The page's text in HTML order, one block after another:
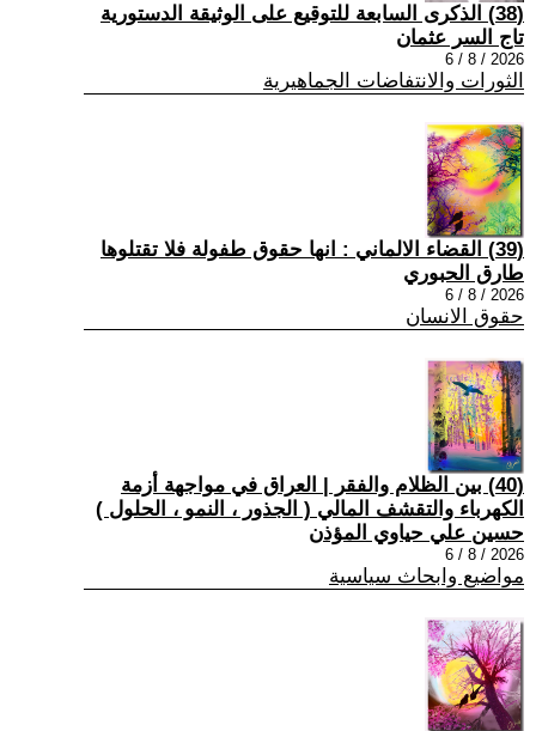
(38) الذكرى السابعة للتوقيع على الوثيقة الدستورية
تاج السر عثمان
2026 / 8 / 6
الثورات والانتفاضات الجماهيرية
(39) القضاء الالماني : انها حقوق طفولة فلا تقتلوها
طارق الحبوري
2026 / 8 / 6
حقوق الانسان
(40) بين الظلام والفقر | العراق في مواجهة أزمة
الكهرباء والتقشف المالي ( الجذور ، النمو ، الحلول )
حسين علي حياوي المؤذن
2026 / 8 / 6
مواضيع وابحاث سياسية